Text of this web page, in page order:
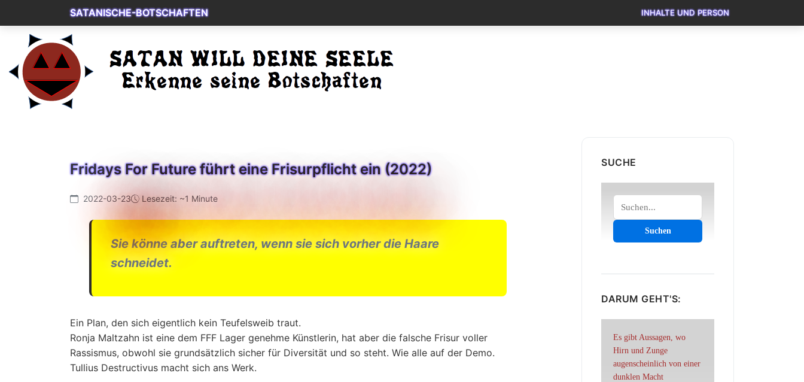
SATANISCHE-BOTSCHAFTEN INHALTE UND PERSON
Fridays For Future führt eine Frisurpflicht ein (2022)
2022-03-23 Lesezeit: ~1 Minute
Sie könne aber auftreten, wenn sie sich vorher die Haare
schneidet.
Ein Plan, den sich eigentlich kein Teufelsweib traut.
Ronja Maltzahn ist eine dem FFF Lager genehme Künstlerin, hat aber die falsche Frisur voller
Rassismus, obwohl sie grundsätzlich sicher für Diversität und so steht. Wie alle auf der Demo.
Tullius Destructivus macht sich ans Werk.
SUCHE
Suchen
DARUM GEHT'S:
Es gibt Aussagen, wo
Hirn und Zunge
augenscheinlich von einer
dunklen Macht